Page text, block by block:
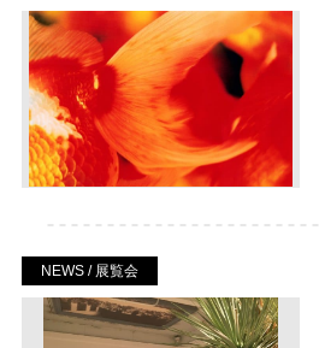
NEWS / 展覧会